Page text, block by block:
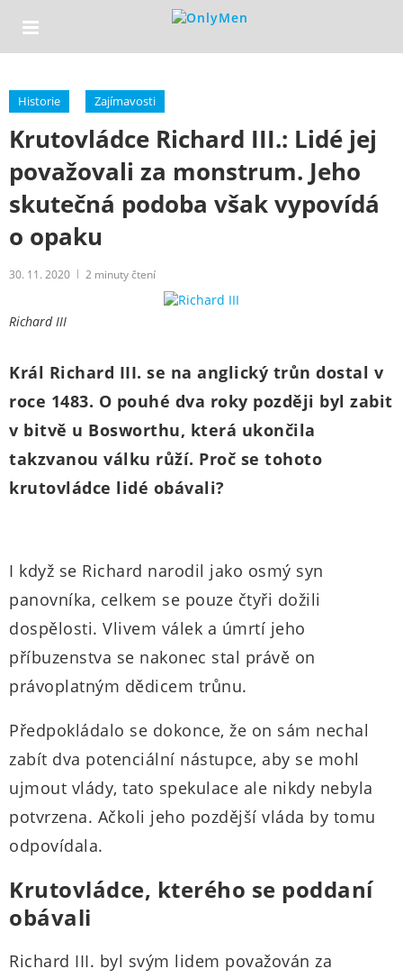
Historie Zajímavosti
Krutovládce Richard III.: Lidé jej
považovali za monstrum. Jeho
skutečná podoba však vypovídá
o opaku
30. 11. 2020 2 minuty čtení
Richard III
Král Richard III. se na anglický trůn dostal v
roce 1483. O pouhé dva roky později byl zabit
v bitvě u Bosworthu, která ukončila
takzvanou válku růží. Proč se tohoto
krutovládce lidé obávali?
I když se Richard narodil jako osmý syn
panovníka, celkem se pouze čtyři dožili
dospělosti. Vlivem válek a úmrtí jeho
příbuzenstva se nakonec stal právě on
právoplatným dědicem trůnu.
Předpokládalo se dokonce, že on sám nechal
zabít dva potenciální nástupce, aby se mohl
ujmout vlády, tato spekulace ale nikdy nebyla
potvrzena. Ačkoli jeho pozdější vláda by tomu
odpovídala.
Krutovládce, kterého se poddaní
obávali
Richard III. byl svým lidem považován za